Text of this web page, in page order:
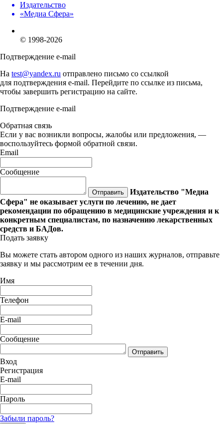
Издательство
«Медиа Сфера»
© 1998-2026
Подтверждение e-mail
На test@yandex.ru отправлено письмо со ссылкой
для подтверждения e-mail. Перейдите по ссылке из письма,
чтобы завершить регистрацию на сайте.
Подтверждение e-mail
Обратная связь
Если у вас возникли вопросы, жалобы или предложения, —
воспользуйтесь формой обратной связи.
Email
Сообщение
Отправить
Издательство "Медиа
Сфера" не оказывает услуги по лечению, не дает
рекомендации по обращению в медицинские учреждения и к
конкретным специалистам, по назначению лекарственных
средств и БАДов.
Подать заявку
Вы можете стать автором одного из наших журналов, отправьте
заявку и мы рассмотрим ее в течении дня.
Имя
Телефон
E-mail
Сообщение
Отправить
Вход
Регистрация
E-mail
Пароль
Забыли пароль?